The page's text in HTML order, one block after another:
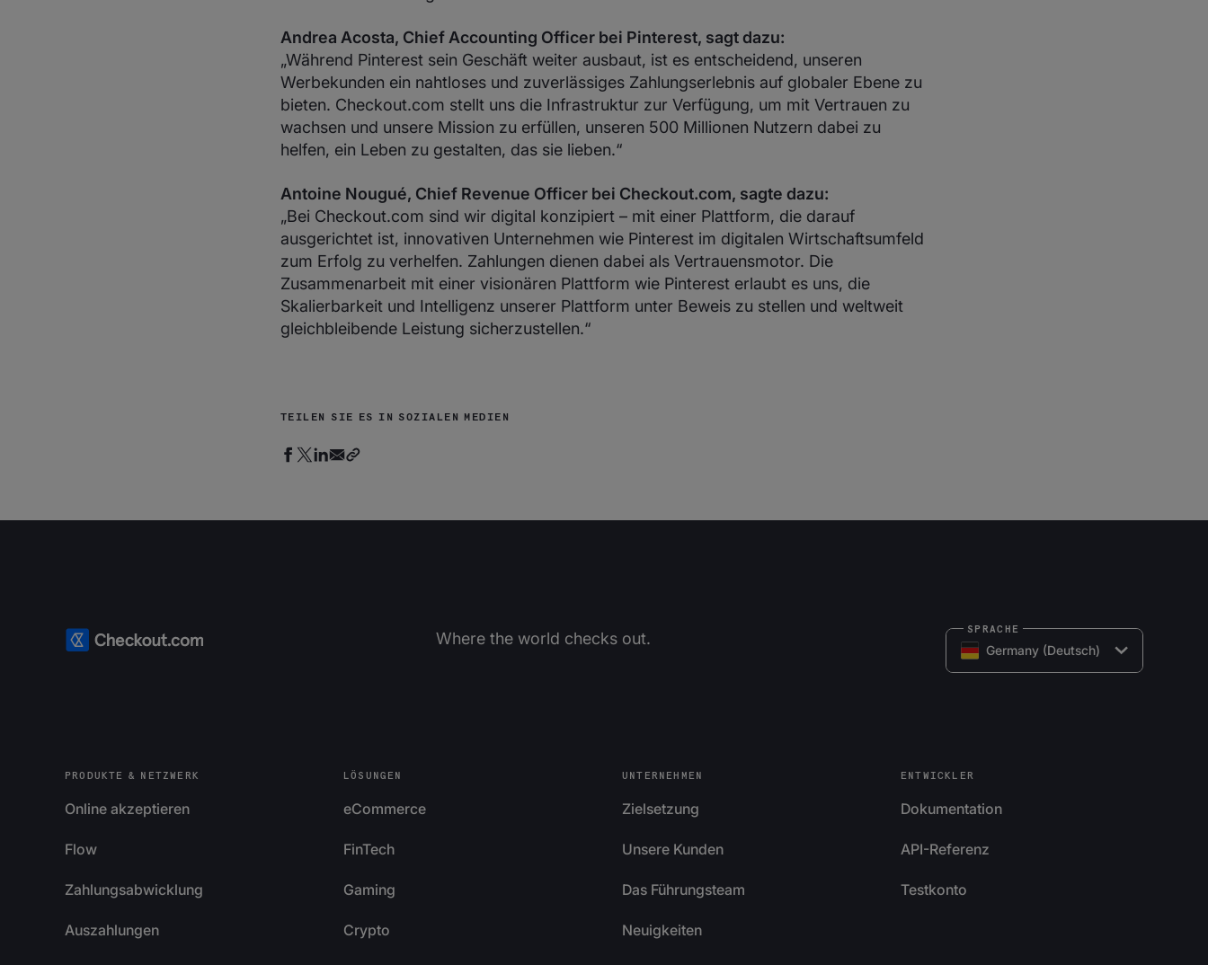
Andrea Acosta, Chief Accounting Officer bei Pinterest, sagt dazu:
„Während Pinterest sein Geschäft weiter ausbaut, ist es entscheidend, unseren
Werbekunden ein nahtloses und zuverlässiges Zahlungserlebnis auf globaler Ebene zu
bieten. Checkout.com stellt uns die Infrastruktur zur Verfügung, um mit Vertrauen zu
wachsen und unsere Mission zu erfüllen, unseren 500 Millionen Nutzern dabei zu
helfen, ein Leben zu gestalten, das sie lieben.“
Antoine Nougué, Chief Revenue Officer bei Checkout.com, sagte dazu:
„Bei Checkout.com sind wir digital konzipiert – mit einer Plattform, die darauf
ausgerichtet ist, innovativen Unternehmen wie Pinterest im digitalen Wirtschaftsumfeld
zum Erfolg zu verhelfen. Zahlungen dienen dabei als Vertrauensmotor. Die
Zusammenarbeit mit einer visionären Plattform wie Pinterest erlaubt es uns, die
Skalierbarkeit und Intelligenz unserer Plattform unter Beweis zu stellen und weltweit
gleichbleibende Leistung sicherzustellen.“
TEILEN SIE ES IN SOZIALEN MEDIEN
Where the world checks out.
Germany (Deutsch)
SPRACHE
PRODUKTE & NETZWERK
Online akzeptieren
Flow
Zahlungsabwicklung
Auszahlungen
LÖSUNGEN
eCommerce
FinTech
Gaming
Crypto
UNTERNEHMEN
Zielsetzung
Unsere Kunden
Das Führungsteam
Neuigkeiten
ENTWICKLER
Dokumentation
API-Referenz
Testkonto